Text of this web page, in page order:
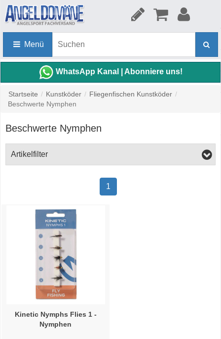
Menü
WhatsApp Kanal | Abonniere uns!
Startseite / Kunstköder / Fliegenfischen Kunstköder /
Beschwerte Nymphen
Beschwerte Nymphen
Artikelfilter
1
Kinetic Nymphs Flies 1 -
Nymphen